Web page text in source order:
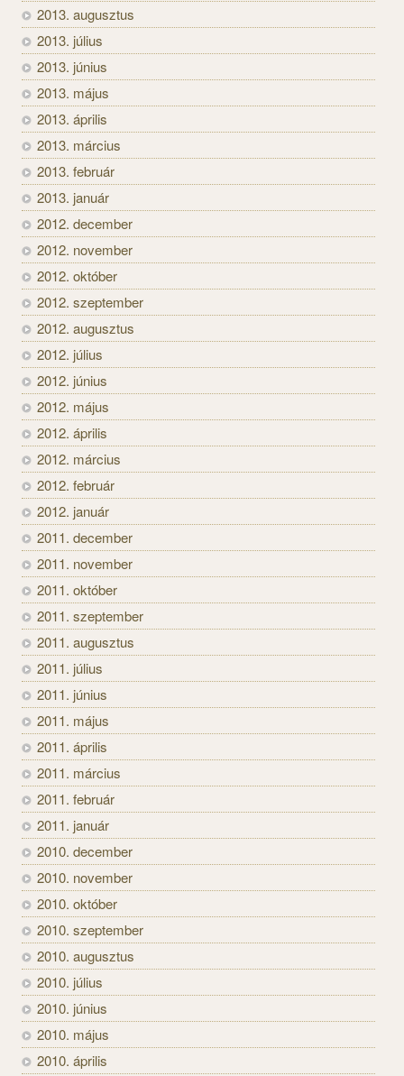
2013. augusztus
2013. július
2013. június
2013. május
2013. április
2013. március
2013. február
2013. január
2012. december
2012. november
2012. október
2012. szeptember
2012. augusztus
2012. július
2012. június
2012. május
2012. április
2012. március
2012. február
2012. január
2011. december
2011. november
2011. október
2011. szeptember
2011. augusztus
2011. július
2011. június
2011. május
2011. április
2011. március
2011. február
2011. január
2010. december
2010. november
2010. október
2010. szeptember
2010. augusztus
2010. július
2010. június
2010. május
2010. április